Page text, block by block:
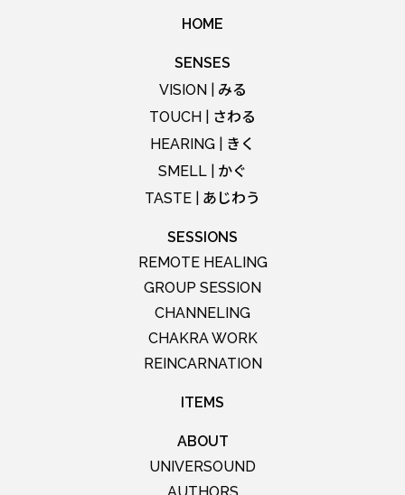
HOME
SENSES
VISION | みる
TOUCH | さわる
HEARING | きく
SMELL | かぐ
TASTE | あじわう
SESSIONS
REMOTE HEALING
GROUP SESSION
CHANNELING
CHAKRA WORK
REINCARNATION
ITEMS
ABOUT
UNIVERSOUND
AUTHORS